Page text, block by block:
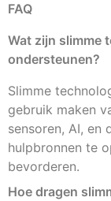
FAQ
Wat zijn slimme
ondersteunen?
Slimme
gebruik maken
sensoren, AI, en
hulpbronnen te
bevorderen.
Hoe dragen